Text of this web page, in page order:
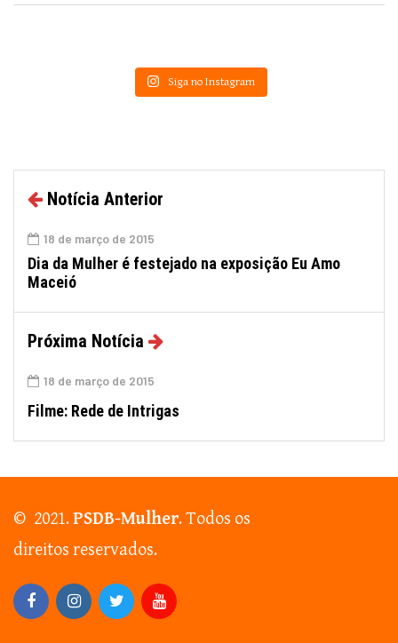
Siga no Instagram
Notícia Anterior
18 de março de 2015
Dia da Mulher é festejado na exposição Eu Amo
Maceió
Próxima Notícia
18 de março de 2015
Filme: Rede de Intrigas
© 2021.PSDB-Mulher. Todos os
direitos reservados.